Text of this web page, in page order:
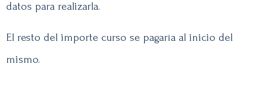
datos para realizarla.
El resto del importe curso se pagaría al inicio del
mismo.